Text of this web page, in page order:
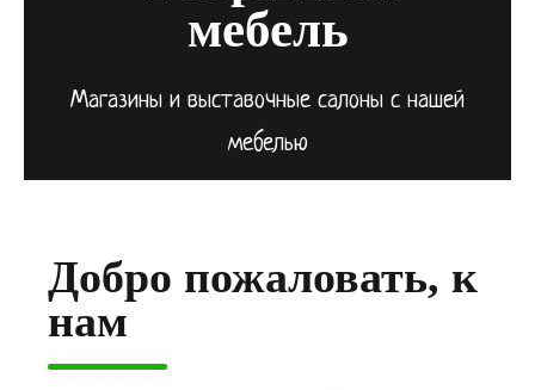
мебель
Магазины и выставочные салоны с нашей
мебелью
Добро пожаловать, к
нам